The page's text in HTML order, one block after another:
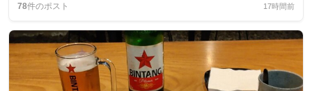
78件のポスト 17時間前